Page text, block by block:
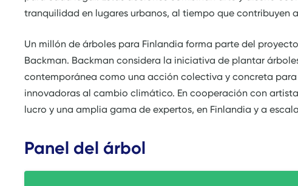
tranquilidad en lugares urbanos, al tiempo que contribuyen
Un millón de árboles para Finlandia forma parte del
Backman. Backman considera la iniciativa de plantar
contemporánea como una acción colectiva y concreta
innovadoras al cambio climático. En cooperación con
lucro y una amplia gama de expertos, en Finlandia y a
Panel del árbol